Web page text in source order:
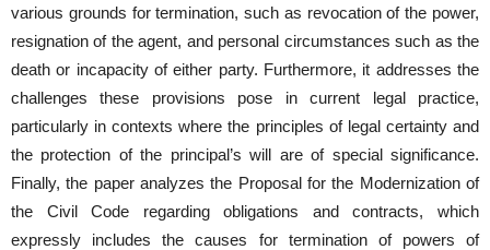
various grounds for termination, such as revocation of the power,
resignation of the agent, and personal circumstances such as the
death or incapacity of either party. Furthermore, it addresses the
challenges these provisions pose in current legal practice,
particularly in contexts where the principles of legal certainty and
the protection of the principal’s will are of special significance.
Finally, the paper analyzes the Proposal for the Modernization of
the Civil Code regarding obligations and contracts, which
expressly includes the causes for termination of powers of